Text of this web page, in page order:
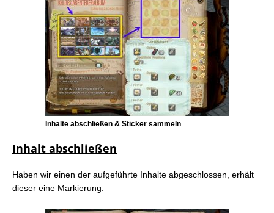
Inhalte abschließen & Sticker sammeln
Inhalt abschließen
Haben wir einen der aufgeführte Inhalte abgeschlossen, erhält
dieser eine Markierung.